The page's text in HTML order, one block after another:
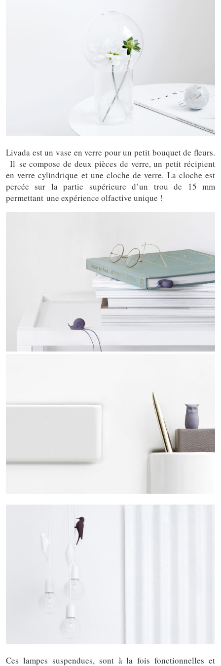
Livada est un vase en verre pour un petit bouquet de fleurs.
Il se compose de deux pièces de verre, un petit récipient
en verre cylindrique et une cloche de verre. La cloche est
percée sur la partie supérieure d’un trou de 15 mm
permettant une expérience olfactive unique !
Ces lampes suspendues, sont à la fois fonctionnelles et